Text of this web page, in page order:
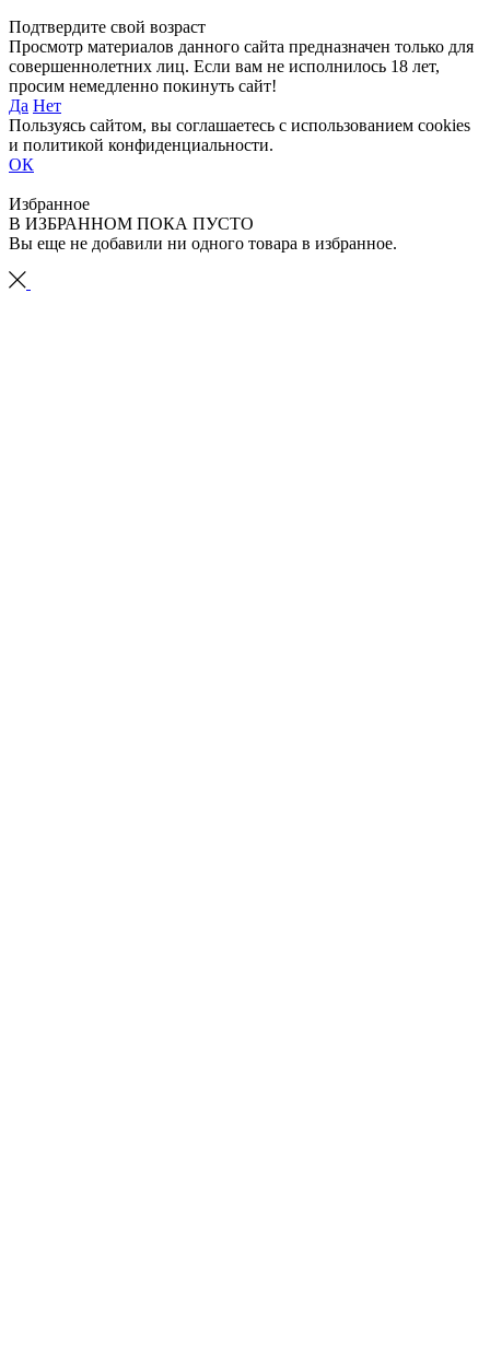
Подтвердите свой возраст
Просмотр материалов данного сайта предназначен только для
совершеннолетних лиц. Если вам не исполнилось 18 лет,
просим немедленно покинуть сайт!
Да Нет
Пользуясь сайтом, вы соглашаетесь с использованием cookies
и политикой конфиденциальности.
ОК
Избранное
В ИЗБРАННОМ ПОКА ПУСТО
Вы еще не добавили ни одного товара в избранное.